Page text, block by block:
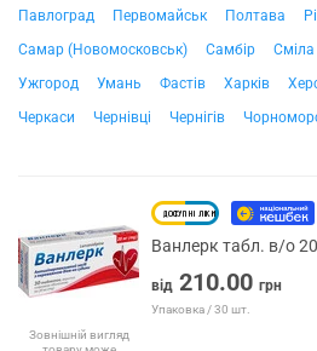
Павлоград
Первомайськ Полтава
Самар (Новомосковськ)
Самбір Сміла
Ужгород
Умань Фастів Харків
Черкаси
Чернівці Чернігів
Зовнішній вигляд
Ванлерк табл. в/о
від 210.00 грн
Упаковка / 30 шт.